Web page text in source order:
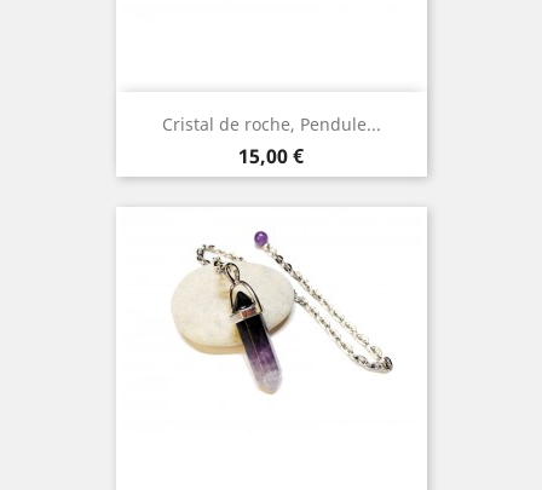
Cristal de roche, Pendule...
Prix
15,00 €